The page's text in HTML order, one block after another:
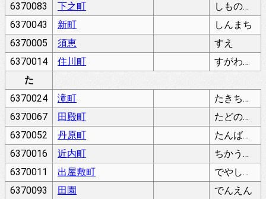
6370083
下之町
しものちょう
6370043
新町
しんまち
6370005
須恵
すえ
6370014
住川町
すがわちょう
た
6370024
滝町
たきちょう
6370067
田殿町
たどのちょう
6370052
丹原町
たんばらちょう
6370016
近内町
ちかうちちょう
6370011
出屋敷町
でやしきちょう
6370093
田園 でんえん